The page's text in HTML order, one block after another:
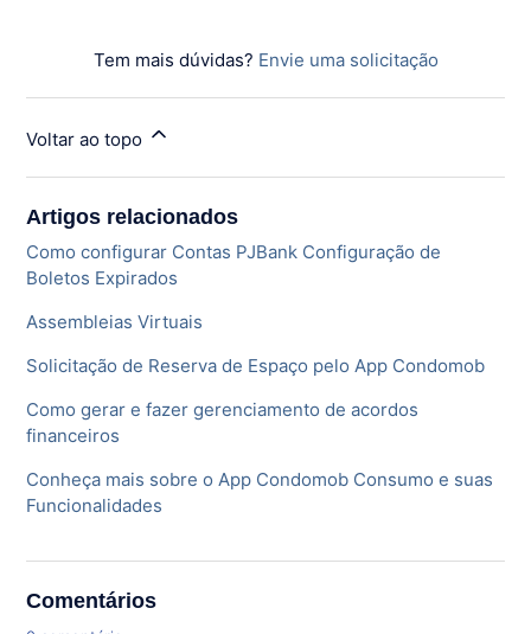
Tem mais dúvidas? Envie uma solicitação
Voltar ao topo
Artigos relacionados
Como configurar Contas PJBank Configuração de
Boletos Expirados
Assembleias Virtuais
Solicitação de Reserva de Espaço pelo App Condomob
Como gerar e fazer gerenciamento de acordos
financeiros
Conheça mais sobre o App Condomob Consumo e suas
Funcionalidades
Comentários